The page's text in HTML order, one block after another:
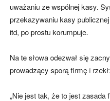
uważaniu ze wspólnej kasy.
przekazywaniu kasy
itd, po prostu korumpuje.
Na te słowa odezwał się
prowadzący sporą firmę i rzekł:
„Nie jest tak, że to jest